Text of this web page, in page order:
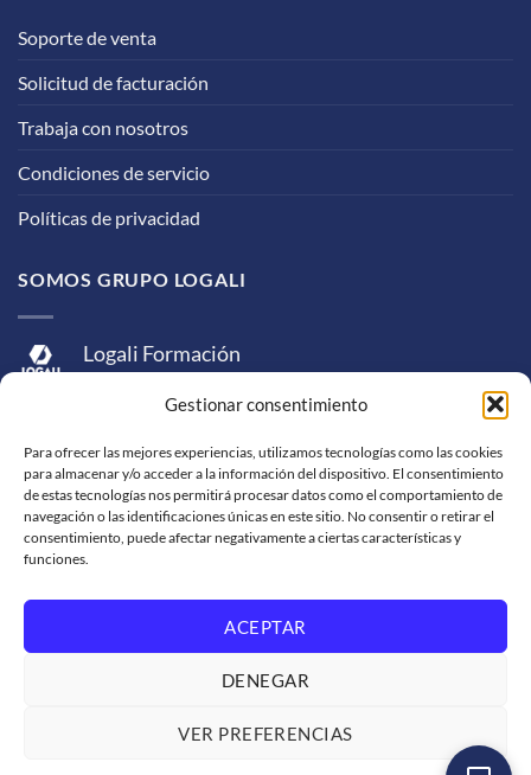
Gestionar consentimiento
Para ofrecer las mejores experiencias, utilizamos tecnologías como las cookies
para almacenar y/o acceder a la información del dispositivo. El consentimiento
de estas tecnologías nos permitirá procesar datos como el comportamiento de
navegación o las identificaciones únicas en este sitio. No consentir o retirar el
consentimiento, puede afectar negativamente a ciertas características y
funciones.
ACEPTAR
DENEGAR
VER PREFERENCIAS
Soporte de venta
Solicitud de facturación
Trabaja con nosotros
Condiciones de servicio
Políticas de privacidad
SOMOS GRUPO LOGALI
Logali Formación
Logali Consultoría
Logali Ingeniería
Express
Skrill
Western
SOPORTE DE VENTA
SOLICITUD DE FACTURACIÓN
CONDICIONES DE SERVICIO